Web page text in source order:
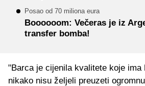
Posao od 70 miliona eura
Boooooom: Večeras je iz
transfer bomba!
"Barca je cijenila kvalitete koje ima
nikako nisu željeli preuzeti